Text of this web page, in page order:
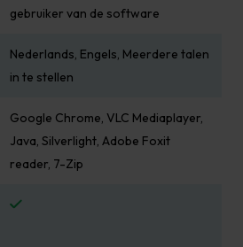
gebruiker van de software
Nederlands, Engels, Meerdere talen
in te stellen
Google Chrome, VLC Mediaplayer,
Java, Silverlight, Adobe Foxit
reader, 7-Zip